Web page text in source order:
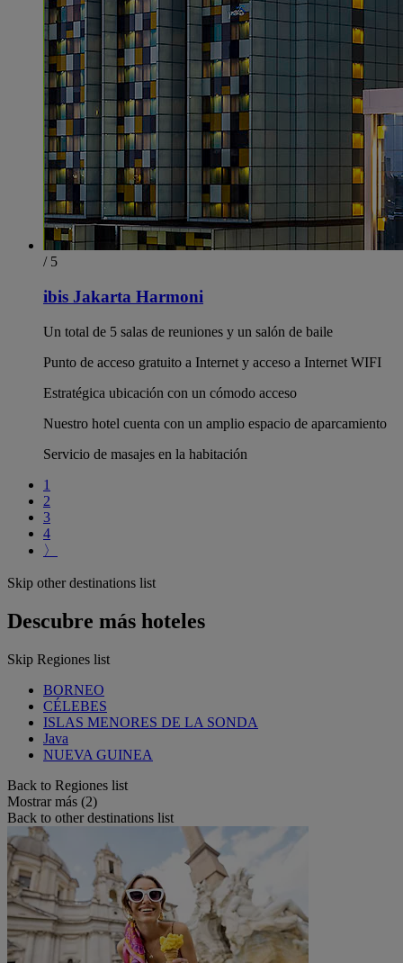
/ 5
ibis Jakarta Harmoni
Un total de 5 salas de reuniones y un salón de baile
Punto de acceso gratuito a Internet y acceso a Internet WIFI
Estratégica ubicación con un cómodo acceso
Nuestro hotel cuenta con un amplio espacio de aparcamiento
Servicio de masajes en la habitación
1
2
3
4
〉
Skip other destinations list
Descubre más hoteles
Skip Regiones list
BORNEO
CÉLEBES
ISLAS MENORES DE LA SONDA
Java
NUEVA GUINEA
Back to Regiones list
Mostrar más (2)
Back to other destinations list